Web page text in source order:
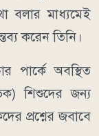
বলার মাধ্যমেই
করেন তিনি।
পার্কে অবস্থিত
শিশুদের জন্য
প্রশ্নের জবাবে